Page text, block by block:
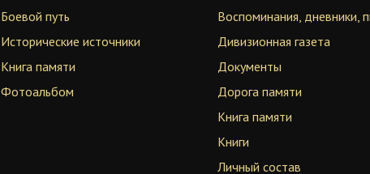
Боевой путь
Исторические источники
Книга памяти
Фотоальбом
Воспоминания, дневники,
Дивизионная газета
Документы
Дорога памяти
Книга памяти
Книги
Личный состав